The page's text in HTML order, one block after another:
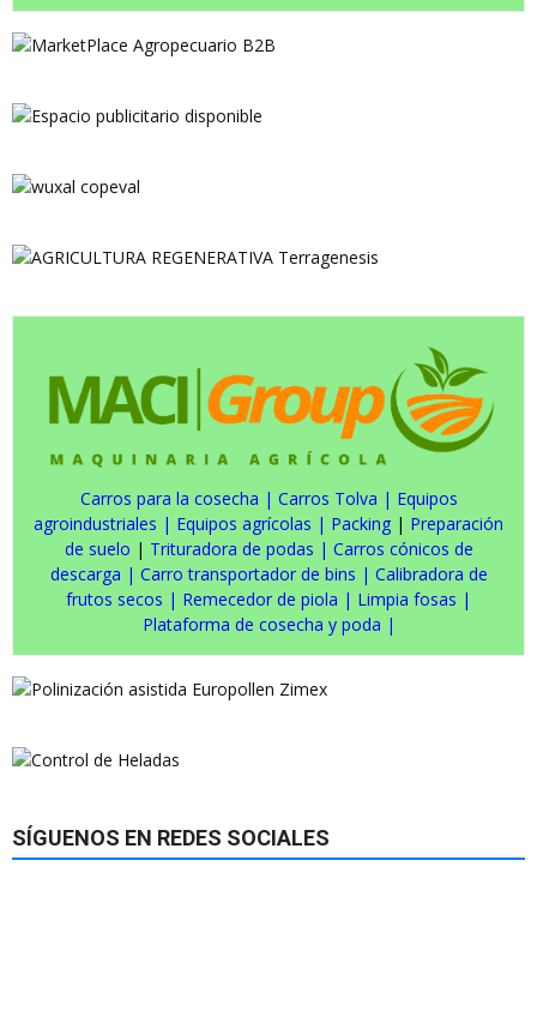
Carros para la cosecha | Carros Tolva | Equipos
agroindustriales | Equipos agrícolas | Packing | Preparación
de suelo | Trituradora de podas | Carros cónicos de
descarga | Carro transportador de bins | Calibradora de
frutos secos | Remecedor de piola | Limpia fosas |
Plataforma de cosecha y poda |
SÍGUENOS EN REDES SOCIALES